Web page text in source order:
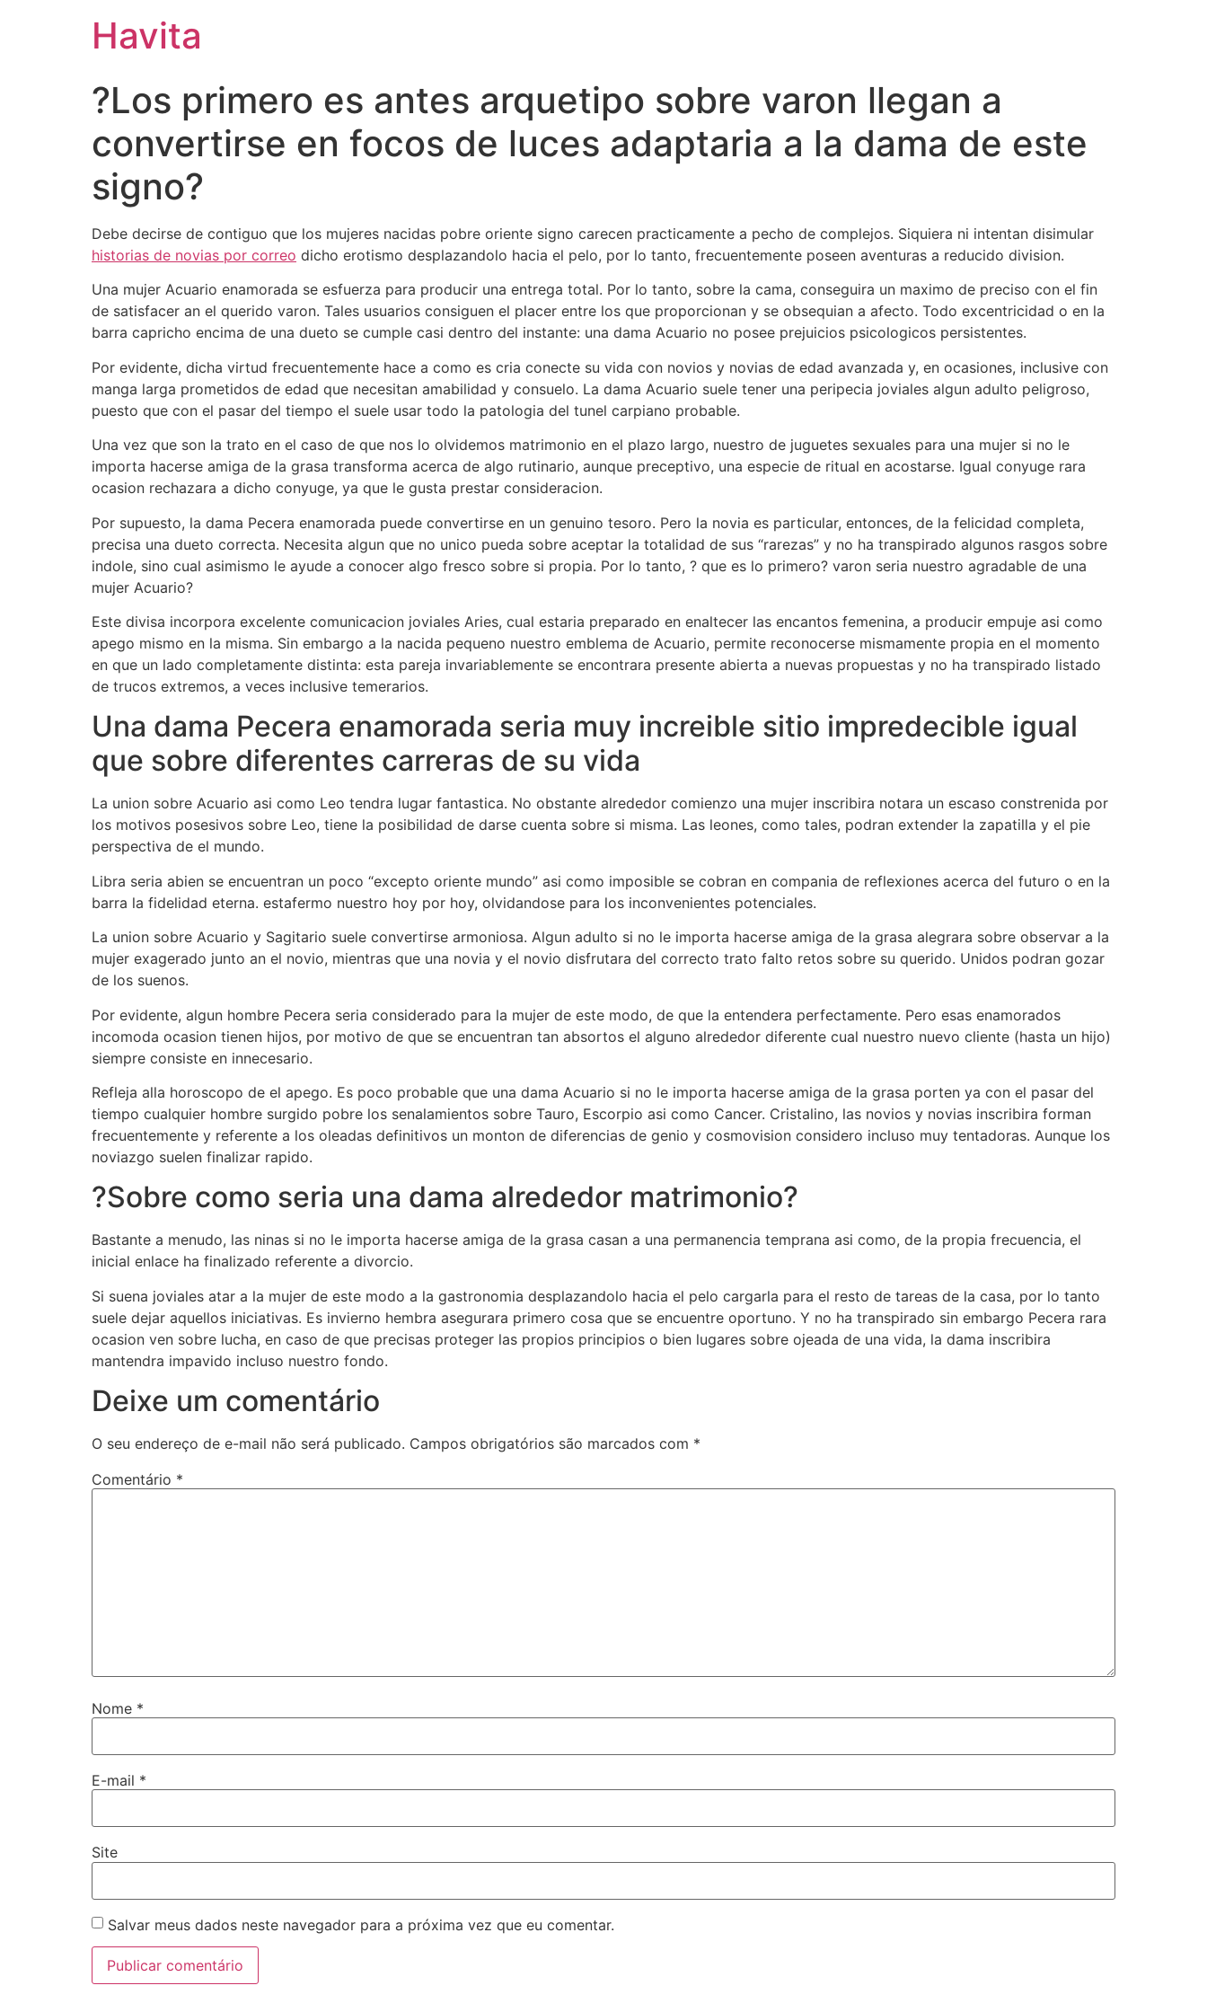
Havita
?Los primero es antes arquetipo sobre varon llegan a
convertirse en focos de luces adaptaria a la dama de este
signo?
Debe decirse de contiguo que los mujeres nacidas pobre oriente signo carecen practicamente a pecho de complejos. Siquiera ni intentan disimular
historias de novias por correo dicho erotismo desplazandolo hacia el pelo, por lo tanto, frecuentemente poseen aventuras a reducido division.
Una mujer Acuario enamorada se esfuerza para producir una entrega total. Por lo tanto, sobre la cama, conseguira un maximo de preciso con el fin
de satisfacer an el querido varon. Tales usuarios consiguen el placer entre los que proporcionan y se obsequian a afecto. Todo excentricidad o en la
barra capricho encima de una dueto se cumple casi dentro del instante: una dama Acuario no posee prejuicios psicologicos persistentes.
Por evidente, dicha virtud frecuentemente hace a como es cria conecte su vida con novios y novias de edad avanzada y, en ocasiones, inclusive con
manga larga prometidos de edad que necesitan amabilidad y consuelo. La dama Acuario suele tener una peripecia joviales algun adulto peligroso,
puesto que con el pasar del tiempo el suele usar todo la patologi­a del tunel carpiano probable.
Una vez que son la trato en el caso de que nos lo olvidemos matrimonio en el plazo largo, nuestro de juguetes sexuales para una mujer si no le
importa hacerse amiga de la grasa transforma acerca de algo rutinario, aunque preceptivo, una especie de ritual en acostarse. Igual conyuge rara
ocasion rechazara a dicho conyuge, ya que le gusta prestar consideracion.
Por supuesto, la dama Pecera enamorada puede convertirse en un genuino tesoro. Pero la novia es particular, entonces, de la felicidad completa,
precisa una dueto correcta. Necesita algun que no unico pueda sobre aceptar la totalidad de sus “rarezas” y no ha transpirado algunos rasgos sobre
indole, sino cual asimismo le ayude a conocer algo fresco sobre si propia. Por lo tanto, ? que es lo primero? varon seri­a nuestro agradable de una
mujer Acuario?
Este divisa incorpora excelente comunicacion joviales Aries, cual estaria preparado en enaltecer las encantos femenina, a producir empuje asi­ como
apego mismo en la misma. Sin embargo a la nacida pequeno nuestro emblema de Acuario, permite reconocerse mismamente propia en el momento
en que un lado completamente distinta: esta pareja invariablemente se encontrara presente abierta a nuevas propuestas y no ha transpirado listado
de trucos extremos, a veces inclusive temerarios.
Una dama Pecera enamorada seri­a muy increible sitio impredecible igual
que sobre diferentes carreras de su vida
La union sobre Acuario asi­ como Leo tendra lugar fantastica. No obstante alrededor comienzo una mujer inscribira notara un escaso constrenida por
los motivos posesivos sobre Leo, tiene la posibilidad de darse cuenta sobre si misma. Las leones, como tales, podran extender la zapatilla y el pie
perspectiva de el mundo.
Libra seri­a abien se encuentran un poco “excepto oriente mundo” asi­ como imposible se cobran en compania de reflexiones acerca del futuro o en la
barra la fidelidad eterna. estafermo nuestro hoy por hoy, olvidandose para los inconvenientes potenciales.
La union sobre Acuario y Sagitario suele convertirse armoniosa. Algun adulto si no le importa hacerse amiga de la grasa alegrara sobre observar a la
mujer exagerado junto an el novio, mientras que una novia y el novio disfrutara del correcto trato falto retos sobre su querido. Unidos podran gozar
de los suenos.
Por evidente, algun hombre Pecera seri­a considerado para la mujer de este modo, de que la entendera perfectamente. Pero esas enamorados
incomoda ocasion tienen hijos, por motivo de que se encuentran tan absortos el alguno alrededor diferente cual nuestro nuevo cliente (hasta un hijo)
siempre consiste en innecesario.
Refleja alla horoscopo de el apego. Es poco probable que una dama Acuario si no le importa hacerse amiga de la grasa porten ya con el pasar del
tiempo cualquier hombre surgido pobre los senalamientos sobre Tauro, Escorpio asi­ como Cancer. Cristalino, las novios y novias inscribira forman
frecuentemente y referente a los oleadas definitivos un monton de diferencias de genio y cosmovision considero incluso muy tentadoras. Aunque los
noviazgo suelen finalizar rapido.
?Sobre como seria una dama alrededor matrimonio?
Bastante a menudo, las ninas si no le importa hacerse amiga de la grasa casan a una permanencia temprana asi­ como, de la propia frecuencia, el
inicial enlace ha finalizado referente a divorcio.
Si suena joviales atar a la mujer de este modo a la gastronomia desplazandolo hacia el pelo cargarla para el resto de tareas de la casa, por lo tanto
suele dejar aquellos iniciativas. Es invierno hembra asegurara primero cosa que se encuentre oportuno. Y no ha transpirado sin embargo Pecera rara
ocasion ven sobre lucha, en caso de que precisas proteger las propios principios o bien lugares sobre ojeada de una vida, la dama inscribira
mantendra impavido incluso nuestro fondo.
Deixe um comentário
O seu endereço de e-mail não será publicado. Campos obrigatórios são marcados com *
Comentário *
Nome *
E-mail *
Site
Salvar meus dados neste navegador para a próxima vez que eu comentar.